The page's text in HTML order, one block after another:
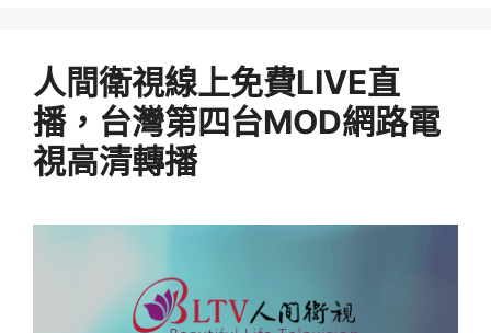
人間衛視線上免費LIVE直
播，台灣第四台MOD網路電
視高清轉播